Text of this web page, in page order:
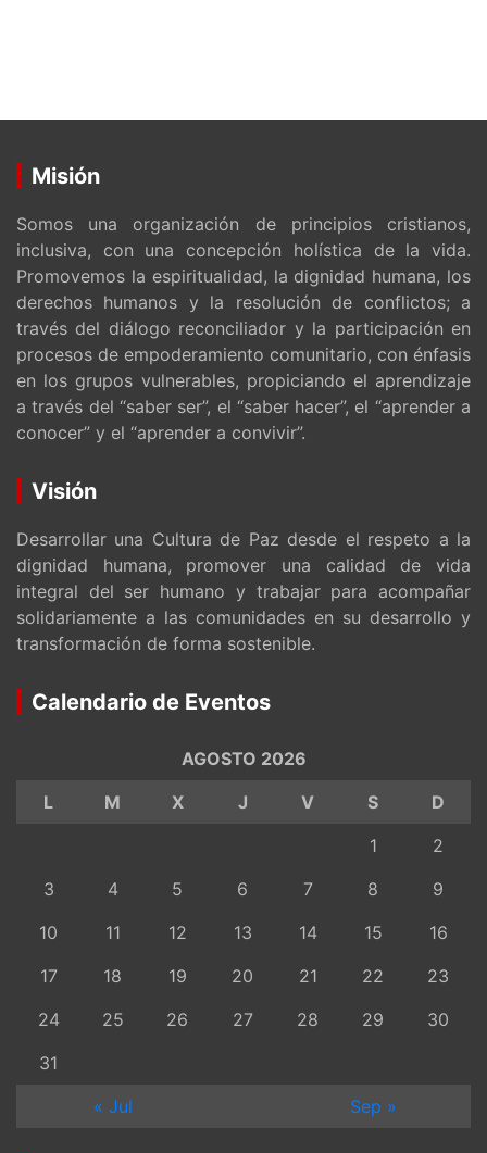
Misión
Somos una organización de principios cristianos,
inclusiva, con una concepción holística de la vida.
Promovemos la espiritualidad, la dignidad humana, los
derechos humanos y la resolución de conflictos; a
través del diálogo reconciliador y la participación en
procesos de empoderamiento comunitario, con énfasis
en los grupos vulnerables, propiciando el aprendizaje
a través del “saber ser”, el “saber hacer”, el “aprender a
conocer” y el “aprender a convivir”.
Visión
Desarrollar una Cultura de Paz desde el respeto a la
dignidad humana, promover una calidad de vida
integral del ser humano y trabajar para acompañar
solidariamente a las comunidades en su desarrollo y
transformación de forma sostenible.
Calendario de Eventos
AGOSTO 2026
L
M X J V S
D
1
2
3
4 5 6 7 8
9
10
11 12 13 14 15
16
17
18 19 20 21 22
23
24
25 26 27 28 29
30
31
« Jul
Sep »